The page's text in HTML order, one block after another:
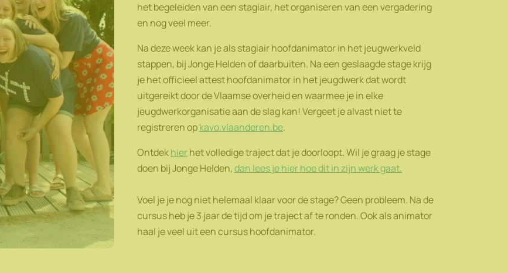
het begeleiden van een stagiair, het organiseren van een vergadering
en nog veel meer.
Na deze week kan je als stagiair hoofdanimator in het jeugwerkveld
stappen, bij Jonge Helden of daarbuiten. Na een geslaagde stage krijg
je het officieel attest hoofdanimator in het jeugdwerk dat wordt
uitgereikt door de Vlaamse overheid en waarmee je in elke
jeugdwerkorganisatie aan de slag kan! Vergeet je alvast niet te
registreren opkavo.vlaanderen.be.
Ontdekhierhet volledige traject dat je doorloopt. Wil je graag je stage
doen bij Jonge Helden,dan lees je hier hoe dit in zijn werk gaat.
Voel je je nog niet helemaal klaar voor de stage? Geen probleem. Na de
cursus heb je 3 jaar de tijd om je traject af te ronden. Ook als animator
haal je veel uit een cursus hoofdanimator.